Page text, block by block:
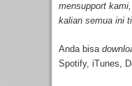
mensupport
kalian semua ini
Anda bisa
Spotify, iTunes,